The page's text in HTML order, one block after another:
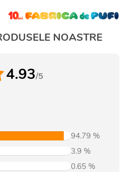
NOASTRE
94.79 %
3.9 %
0.65 %
4.93/5